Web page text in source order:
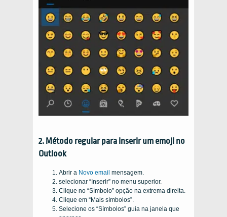
2. Método regular para inserir um emoji no
Outlook
Abrir a Novo email mensagem.
selecionar “Inserir” no menu superior.
Clique no “Símbolo” opção na extrema direita.
Clique em “Mais símbolos”.
Selecione os “Símbolos” guia na janela que